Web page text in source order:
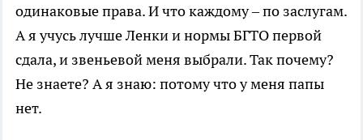
одинаковые права. И что каждому – по заслугам.
А я учусь лучше Ленки и нормы БГТО первой
сдала, и звеньевой меня выбрали. Так почему?
Не знаете? А я знаю: потому что у меня папы
нет.